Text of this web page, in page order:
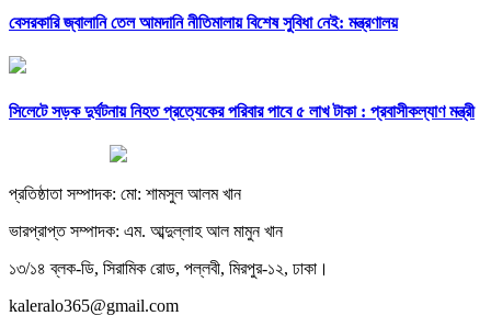
বেসরকারি জ্বালানি তেল আমদানি নীতিমালায় বিশেষ সুবিধা নেই: মন্ত্রণালয়
সিলেটে সড়ক দুর্ঘটনায় নিহত প্রত্যেকের পরিবার পাবে ৫ লাখ টাকা : প্রবাসীকল্যাণ মন্ত্রী
প্রতিষ্ঠাতা সম্পাদক: মো: শামসুল আলম খান
ভারপ্রাপ্ত সম্পাদক: এম. আব্দুল্লাহ আল মামুন খান
১৩/১৪ ব্লক-ডি, সিরামিক রোড, পল্লবী, মিরপুর-১২, ঢাকা।
kaleralo365@gmail.com